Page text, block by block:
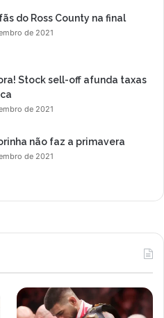
do Ross County na final
de 2021
Stock sell-off afunda taxas
de 2021
não faz a primavera
de 2021